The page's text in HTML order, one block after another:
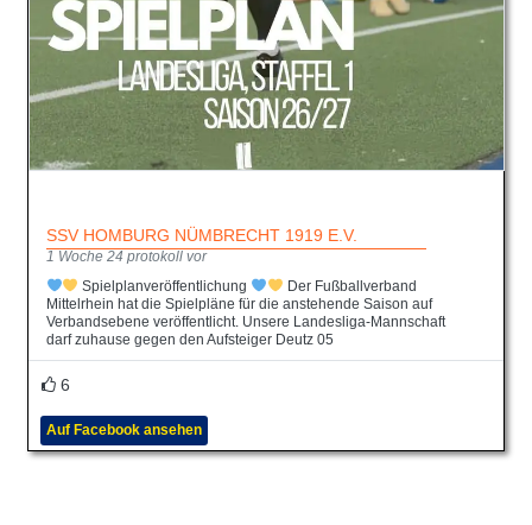
SSV HOMBURG NÜMBRECHT 1919 E.V.
1 Woche 24 protokoll vor
Spielplanveröffentlichung
Der Fußballverband
Mittelrhein hat die Spielpläne für die anstehende Saison auf
Verbandsebene veröffentlicht. Unsere Landesliga-Mannschaft
darf zuhause gegen den Aufsteiger Deutz 05
6
Auf Facebook ansehen